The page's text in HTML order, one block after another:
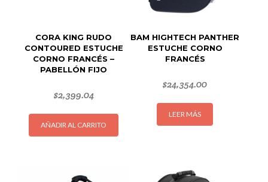
CORA KING RUDO
CONTOURED ESTUCHE
CORNO FRANCÉS –
PABELLÓN FIJO
$2,399.04
AÑADIR AL CARRITO
BAM HIGHTECH PANTHER
ESTUCHE CORNO
FRANCÉS
$24,354.00
LEER MÁS